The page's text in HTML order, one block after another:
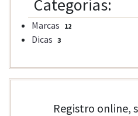
Categorias:
Marcas 12
Dicas 3
Registro online,